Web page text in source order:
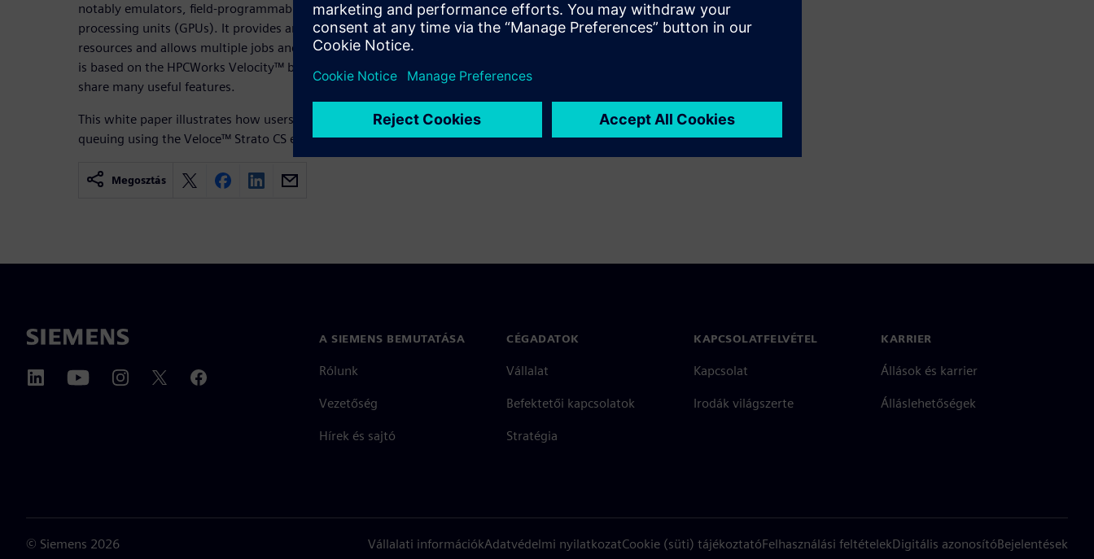
notably emulators, field-programmable gate arrays (FPGAs) and graphics
processing units (GPUs). It provides an abstract definition of hardware
resources and allows multiple jobs and resources to share a common queue. It
is based on the HPCWorks Velocity™ batch queue system, and the two solutions
share many useful features.
This white paper illustrates how users can apply those features to emulation job
queuing using the Veloce™ Strato CS emulator. Download it now to learn more.
Megosztás
A SIEMENS BEMUTATÁSA
Rólunk
Vezetőség
Hírek és sajtó
CÉGADATOK
Vállalat
Befektetői kapcsolatok
Stratégia
KAPCSOLATFELVÉTEL
Kapcsolat
Irodák világszerte
KARRIER
Állások és karrier
Álláslehetőségek
© Siemens 2026 Vállalati információkAdatvédelmi nyilatkozatCookie (süti) tájékoztatóFelhasználási feltételekDigitális azonosítóBejelentések